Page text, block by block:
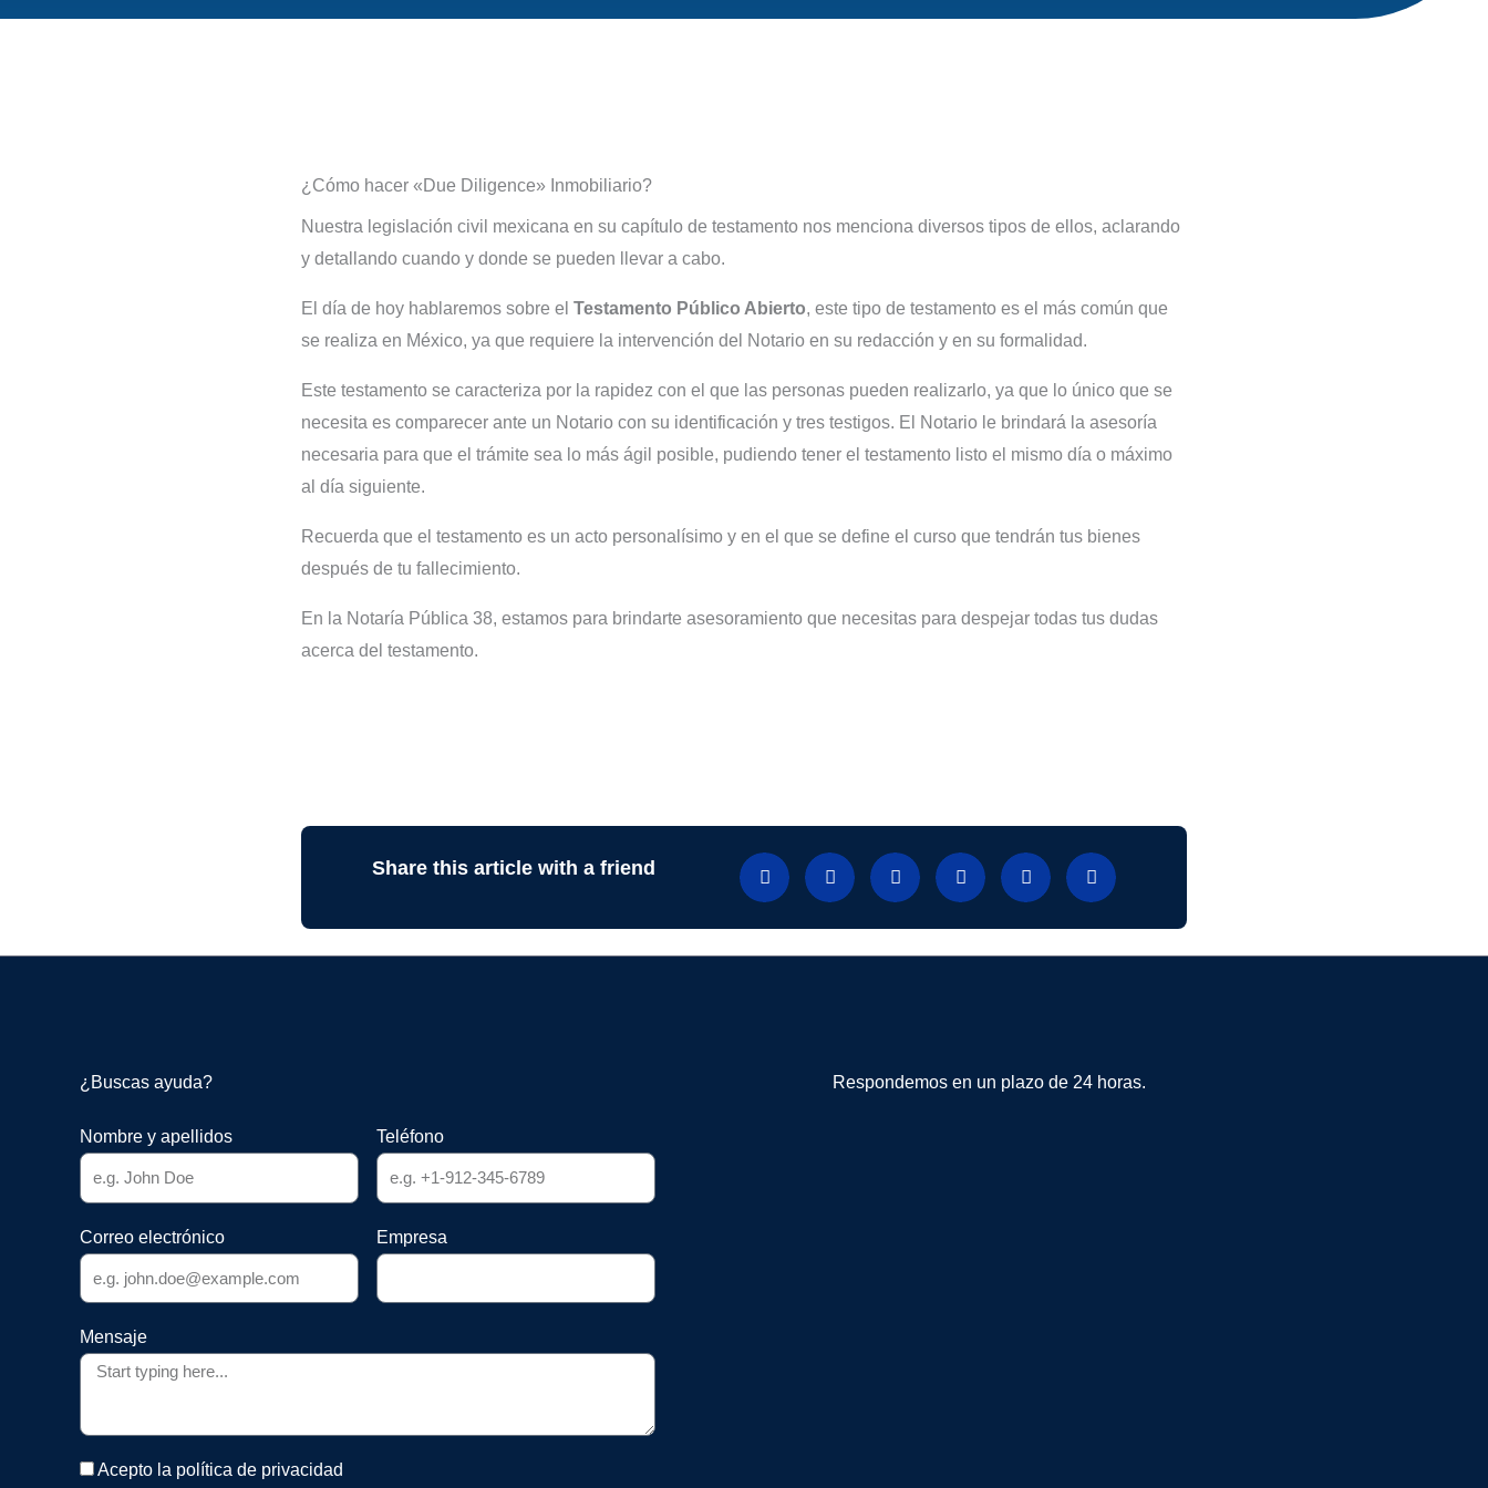
¿Cómo hacer «Due Diligence» Inmobiliario?
Nuestra legislación civil mexicana en su capítulo de testamento nos menciona diversos tipos de ellos, aclarando
y detallando cuando y donde se pueden llevar a cabo.
El día de hoy hablaremos sobre el Testamento Público Abierto, este tipo de testamento es el más común que
se realiza en México, ya que requiere la intervención del Notario en su redacción y en su formalidad.
Este testamento se caracteriza por la rapidez con el que las personas pueden realizarlo, ya que lo único que se
necesita es comparecer ante un Notario con su identificación y tres testigos. El Notario le brindará la asesoría
necesaria para que el trámite sea lo más ágil posible, pudiendo tener el testamento listo el mismo día o máximo
al día siguiente.
Recuerda que el testamento es un acto personalísimo y en el que se define el curso que tendrán tus bienes
después de tu fallecimiento.
En la Notaría Pública 38, estamos para brindarte asesoramiento que necesitas para despejar todas tus dudas
acerca del testamento.
Share this article with a friend
¿Buscas ayuda?
Nombre y apellidos Teléfono
Correo electrónico Empresa
Mensaje
Acepto la política de privacidad
Respondemos en un plazo de 24 horas.